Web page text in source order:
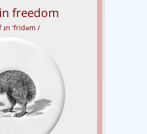
freedom
ɪn 'fridəm /